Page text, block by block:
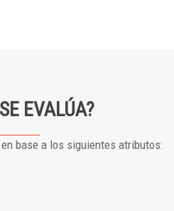
EVALÚA?
base a los siguientes atributos: